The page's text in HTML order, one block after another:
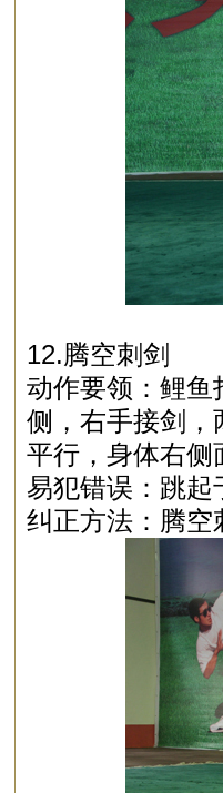
12.腾空刺剑
动作要领：鲤鱼
侧，右手接剑，
平行，身体右侧
易犯错误：跳起
纠正方法：腾空